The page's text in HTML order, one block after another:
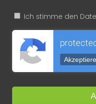
Ich stimme den